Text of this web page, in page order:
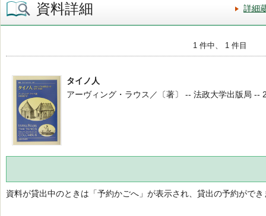
資料詳細 詳細
1 件中、 1 件目
タイノ人
アーヴィング・ラウス／〔著〕 -- 法政大学出版局 --
資料が貸出中のときは「予約かごへ」が表示され、貸出の予約ができ